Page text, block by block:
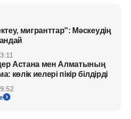
мигранттар": Мәскеудің
Астана мен Алматының
иелері пікір білдірді